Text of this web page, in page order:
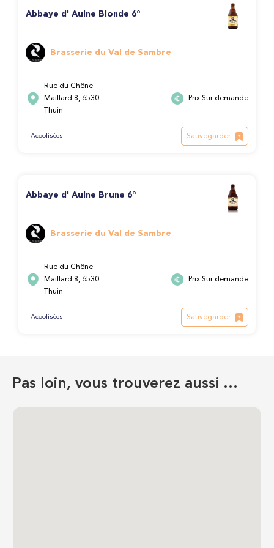
Abbaye d' Aulne Blonde 6°
Brasserie du Val de Sambre
Rue du Chêne
Maillard 8, 6530
Thuin
Prix Sur demande
Acoolisées Sauvegarder
Abbaye d' Aulne Brune 6°
Brasserie du Val de Sambre
Rue du Chêne
Maillard 8, 6530
Thuin
Prix Sur demande
Acoolisées Sauvegarder
Pas loin, vous trouverez aussi …